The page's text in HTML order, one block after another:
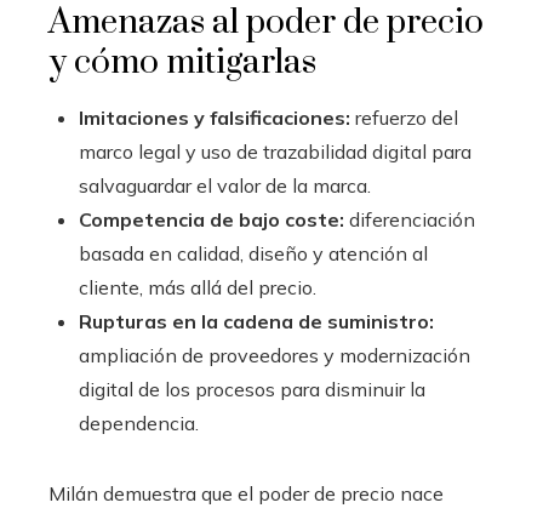
Amenazas al poder de precio
y cómo mitigarlas
Imitaciones y falsificaciones: refuerzo del
marco legal y uso de trazabilidad digital para
salvaguardar el valor de la marca.
Competencia de bajo coste: diferenciación
basada en calidad, diseño y atención al
cliente, más allá del precio.
Rupturas en la cadena de suministro:
ampliación de proveedores y modernización
digital de los procesos para disminuir la
dependencia.
Milán demuestra que el poder de precio nace